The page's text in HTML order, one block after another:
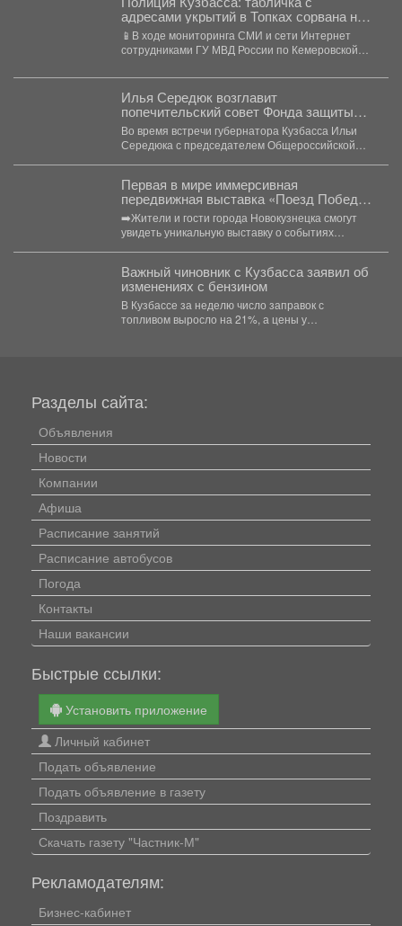
адресами укрытий в Топках сорвана не
злоумышленниками, а ветром
📱В ходе мониторинга СМИ и сети Интернет
сотрудниками ГУ МВД России по Кемеровской
Илья Середюк возглавит
попечительский совет Фонда защиты
детей Кузбасса.
Во время встречи губернатора Кузбасса Ильи
Середюка с председателем Общероссийской
Первая в мире иммерсивная
передвижная выставка «Поезд Победы»
прибудет в Кемеровскую область.
➡️Жители и гости города Новокузнецка смогут
увидеть уникальную выставку о событиях
Важный чиновник с Кузбасса заявил об
изменениях с бензином
В Кузбассе за неделю число заправок с
топливом выросло на 21%, а цены у
Разделы сайта:
Объявления
Новости
Компании
Афиша
Расписание занятий
Расписание автобусов
Погода
Контакты
Наши вакансии
Быстрые ссылки:
Установить приложение
Личный кабинет
Подать объявление
Подать объявление в газету
Поздравить
Скачать газету "Частник-М"
Рекламодателям:
Бизнес-кабинет